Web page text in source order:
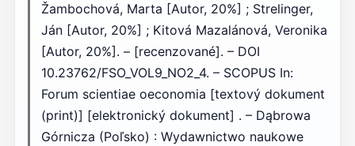
Žambochová, Marta [Autor, 20%] ; Strelinger,
Ján [Autor, 20%] ; Kitová Mazalánová, Veronika
[Autor, 20%]. – [recenzované]. – DOI
10.23762/FSO_VOL9_NO2_4. – SCOPUS In:
Forum scientiae oeconomia [textový dokument
(print)] [elektronický dokument] . – Dąbrowa
Górnicza (Poľsko) : Wydawnictwo naukowe